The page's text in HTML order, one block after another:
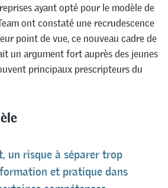
ayant opté pour le modèle de
ont constaté une recrudescence
point de vue, ce nouveau cadre de
un argument fort auprès des jeunes
principaux prescripteurs du
un risque à séparer trop
et pratique dans